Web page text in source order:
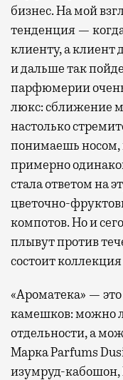
бизнес. На мой
тенденция —
клиенту, а клиент
и дальше так
парфюмерии
люкс: сближение
настолько
понимаешь носом,
примерно
стала ответом на
цветочно-
компотов. Но и
плывут против
состоит
«Ароматека» —
камешков: можно
отдельности, а
Марка Parfums
изумруд-